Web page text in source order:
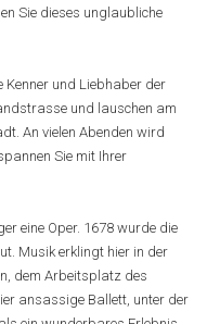
Sie dieses unglaubliche
Kenner und Liebhaber der
und lauschen am
An vielen Abenden wird
Sie mit Ihrer
eine Oper. 1678 wurde die
Musik erklingt hier in der
dem Arbeitsplatz des
ansassige Ballett, unter der